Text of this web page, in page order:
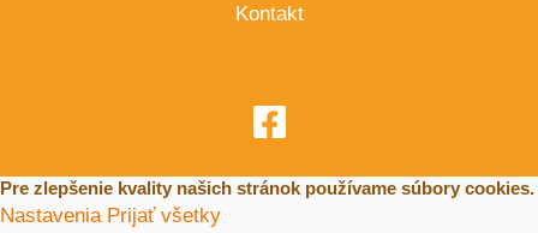
Kontakt
Pre zlepšenie kvality našich stránok používame súbory cookies.
Nastavenia Prijať všetky